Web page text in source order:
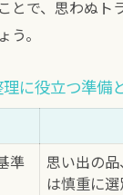
応や夜間作業の
遺品整理で注目
とで、思わぬト
う。
に役立つ準備
準
思い出の
は慎重に選